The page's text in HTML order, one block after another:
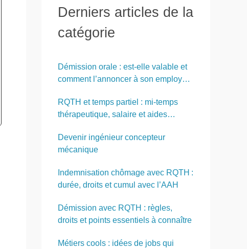
Derniers articles de la
catégorie
Démission orale : est-elle valable et
comment l’annoncer à son employeur
RQTH et temps partiel : mi-temps
thérapeutique, salaire et aides
Devenir ingénieur concepteur
mécanique
Indemnisation chômage avec RQTH :
durée, droits et cumul avec l’AAH
Démission avec RQTH : règles,
droits et points essentiels à connaître
Métiers cools : idées de jobs qui